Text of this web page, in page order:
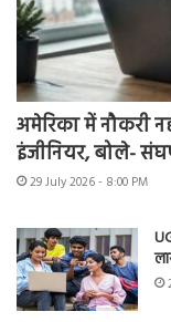
अमेरिका में नौकरी
इंजीनियर, बोले-
29 July 2026 - 8:00 PM